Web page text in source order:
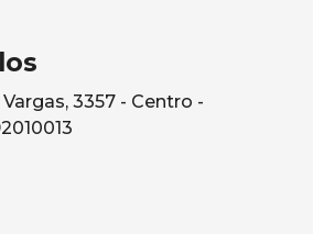
3357 - Centro -